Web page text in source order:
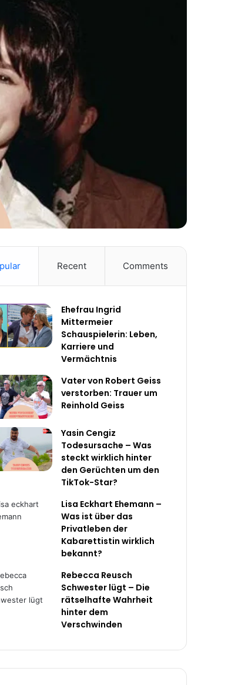
Recent Comments
Ehefrau Ingrid
Mittermeier
Schauspielerin: Leben,
Karriere und
Vermächtnis
Vater von Robert Geiss
verstorben: Trauer um
Reinhold Geiss
Yasin Cengiz
Todesursache – Was
steckt wirklich hinter
den Gerüchten um den
TikTok-Star?
Lisa Eckhart Ehemann –
Was ist über das
Privatleben der
Kabarettistin wirklich
bekannt?
Rebecca Reusch
Schwester lügt – Die
rätselhafte Wahrheit
hinter dem
Verschwinden